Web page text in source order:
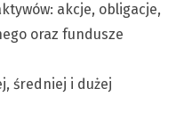
akcje, obligacje,
oraz fundusze
średniej i dużej